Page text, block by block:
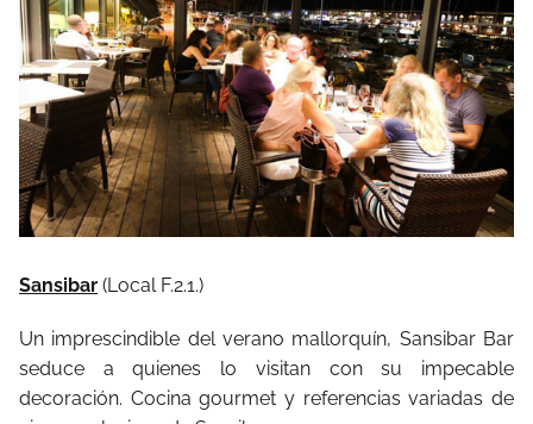
Sansibar (Local F.2.1.)
Un imprescindible del verano mallorquín, Sansibar Bar
seduce a quienes lo visitan con su impecable
decoración. Cocina gourmet y referencias variadas de